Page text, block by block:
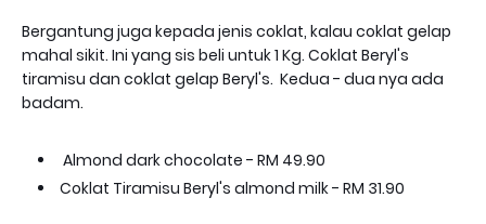
Bergantung juga kepada jenis coklat, kalau coklat gelap
mahal sikit. Ini yang sis beli untuk 1 Kg. Coklat Beryl's
tiramisu dan coklat gelap Beryl's. Kedua - dua nya ada
badam.
Almond dark chocolate - RM 49.90
Coklat Tiramisu Beryl's almond milk - RM 31.90